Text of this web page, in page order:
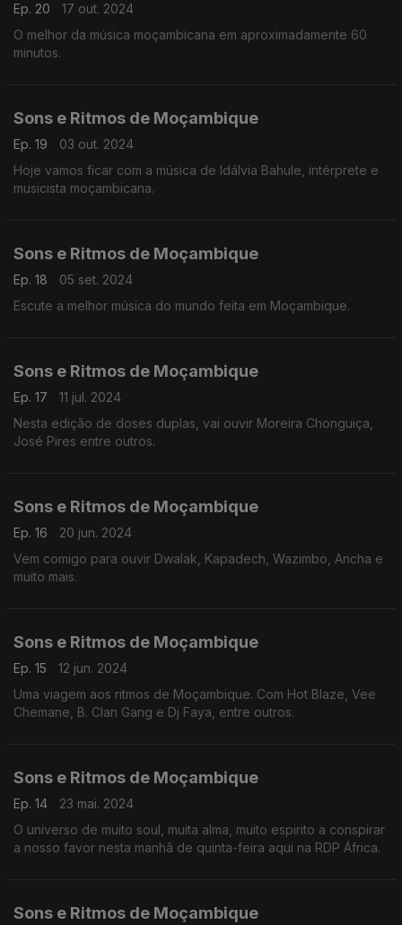
Ep. 20
17 out. 2024
O melhor da música moçambicana em aproximadamente 60
minutos.
Sons e Ritmos de Moçambique
Ep. 19
03 out. 2024
Hoje vamos ficar com a música de Idálvia Bahule, intérprete e
musicista moçambicana.
Sons e Ritmos de Moçambique
Ep. 18
05 set. 2024
Escute a melhor música do mundo feita em Moçambique.
Sons e Ritmos de Moçambique
Ep. 17
11 jul. 2024
Nesta edição de doses duplas, vai ouvir Moreira Chonguiça,
José Pires entre outros.
Sons e Ritmos de Moçambique
Ep. 16
20 jun. 2024
Vem comigo para ouvir Dwalak, Kapadech, Wazimbo, Ancha e
muito mais.
Sons e Ritmos de Moçambique
Ep. 15
12 jun. 2024
Uma viagem aos ritmos de Moçambique. Com Hot Blaze, Vee
Chemane, B. Clan Gang e Dj Faya, entre outros.
Sons e Ritmos de Moçambique
Ep. 14
23 mai. 2024
O universo de muito soul, muita alma, muito espirito a conspirar
a nosso favor nesta manhã de quinta-feira aqui na RDP África.
Sons e Ritmos de Moçambique